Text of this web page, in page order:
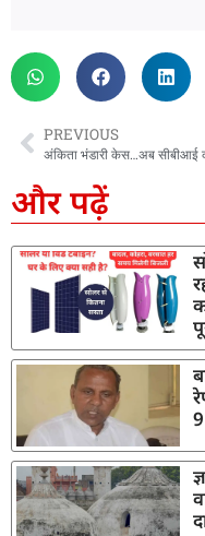
PREVIOUS
और पढ़ें